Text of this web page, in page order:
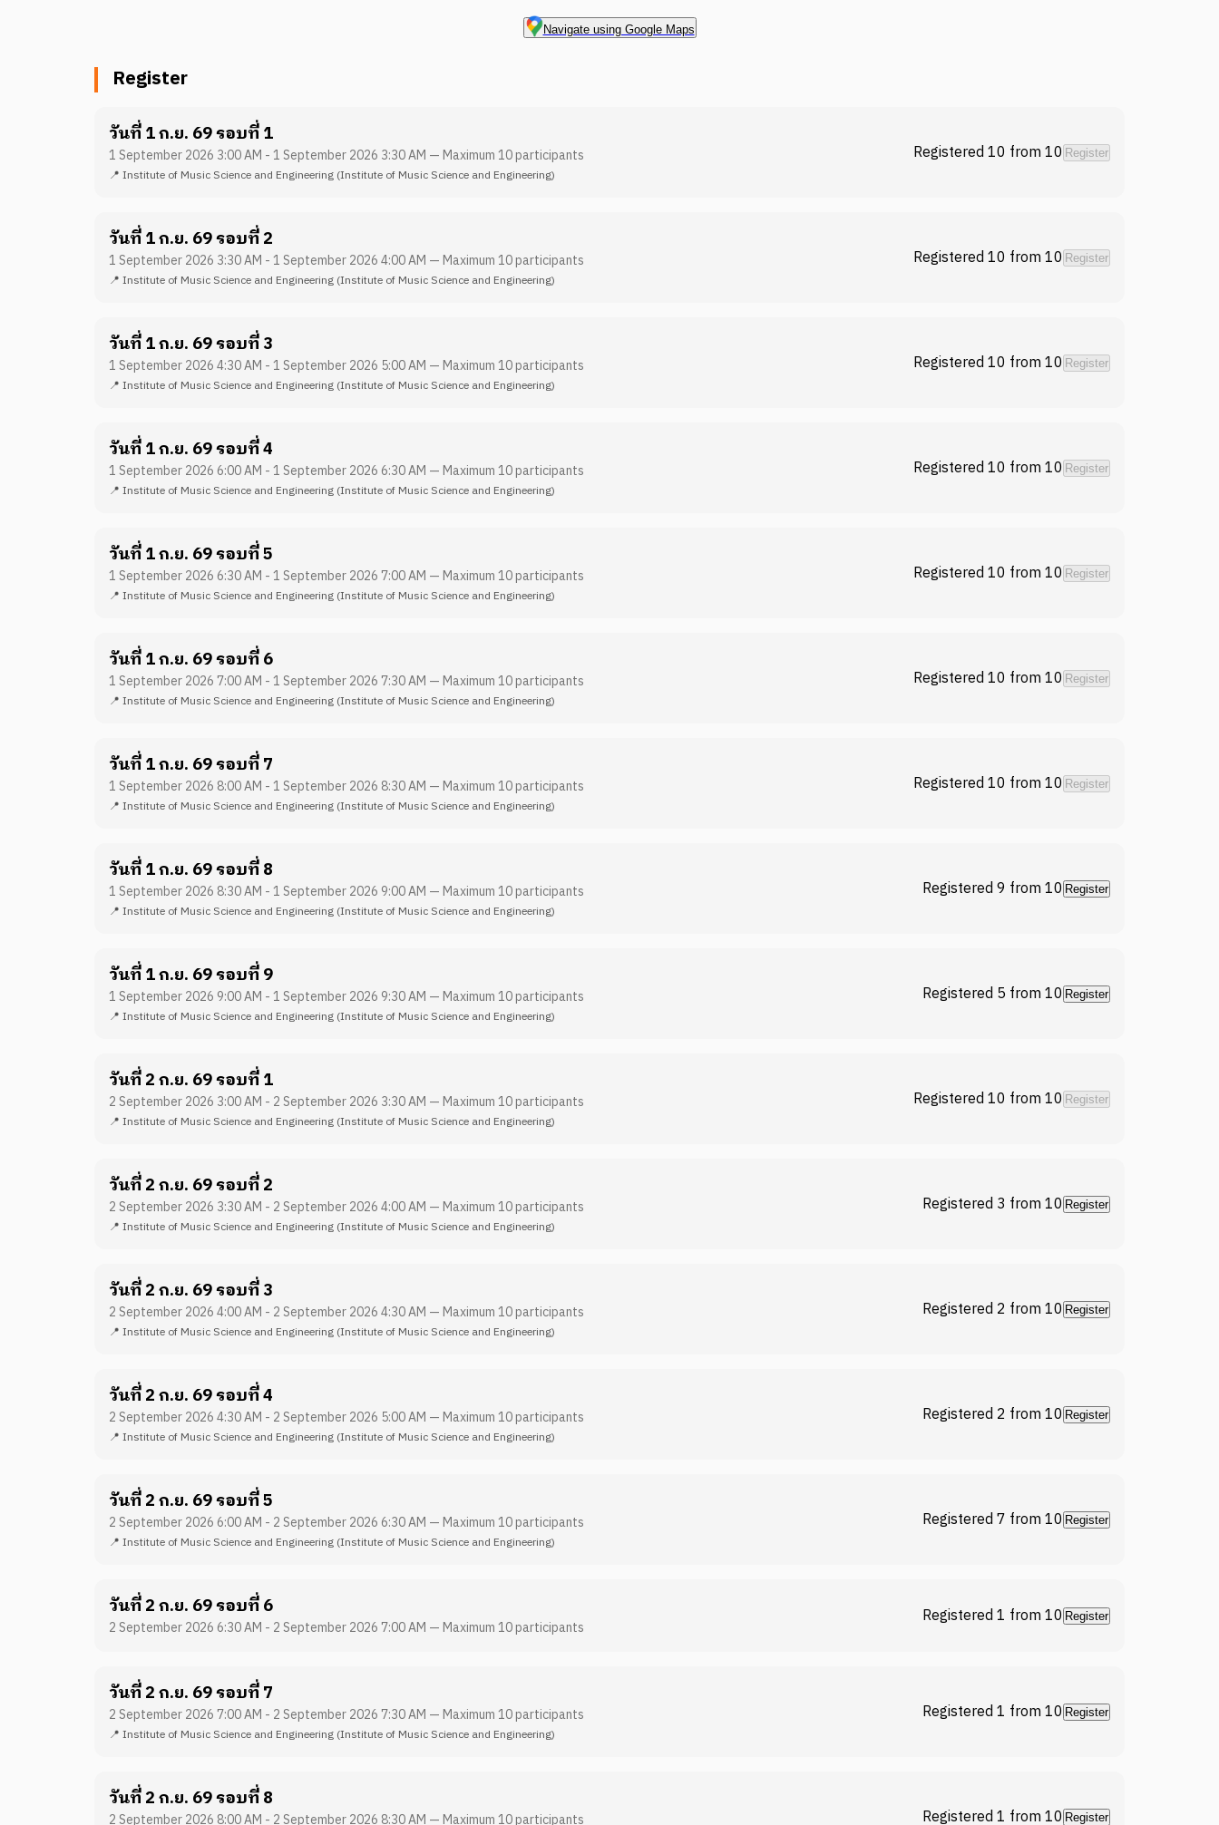
Navigate using Google Maps
Register
วันที่ 1 ก.ย. 69 รอบที่ 1
1 September 2026 3:00 AM - 1 September 2026 3:30 AM —Maximum 10 participants
📍 Institute of Music Science and Engineering (Institute of Music Science and Engineering)
Registered 10 from10 Register
วันที่ 1 ก.ย. 69 รอบที่ 2
1 September 2026 3:30 AM - 1 September 2026 4:00 AM —Maximum 10 participants
📍 Institute of Music Science and Engineering (Institute of Music Science and Engineering)
Registered 10 from10 Register
วันที่ 1 ก.ย. 69 รอบที่ 3
1 September 2026 4:30 AM - 1 September 2026 5:00 AM —Maximum 10 participants
📍 Institute of Music Science and Engineering (Institute of Music Science and Engineering)
Registered 10 from10 Register
วันที่ 1 ก.ย. 69 รอบที่ 4
1 September 2026 6:00 AM - 1 September 2026 6:30 AM —Maximum 10 participants
📍 Institute of Music Science and Engineering (Institute of Music Science and Engineering)
Registered 10 from10 Register
วันที่ 1 ก.ย. 69 รอบที่ 5
1 September 2026 6:30 AM - 1 September 2026 7:00 AM —Maximum 10 participants
📍 Institute of Music Science and Engineering (Institute of Music Science and Engineering)
Registered 10 from10 Register
วันที่ 1 ก.ย. 69 รอบที่ 6
1 September 2026 7:00 AM - 1 September 2026 7:30 AM —Maximum 10 participants
📍 Institute of Music Science and Engineering (Institute of Music Science and Engineering)
Registered 10 from10 Register
วันที่ 1 ก.ย. 69 รอบที่ 7
1 September 2026 8:00 AM - 1 September 2026 8:30 AM —Maximum 10 participants
📍 Institute of Music Science and Engineering (Institute of Music Science and Engineering)
Registered 10 from10 Register
วันที่ 1 ก.ย. 69 รอบที่ 8
1 September 2026 8:30 AM - 1 September 2026 9:00 AM —Maximum 10 participants
📍 Institute of Music Science and Engineering (Institute of Music Science and Engineering)
Registered 9 from10 Register
วันที่ 1 ก.ย. 69 รอบที่ 9
1 September 2026 9:00 AM - 1 September 2026 9:30 AM —Maximum 10 participants
📍 Institute of Music Science and Engineering (Institute of Music Science and Engineering)
Registered 5 from10 Register
วันที่ 2 ก.ย. 69 รอบที่ 1
2 September 2026 3:00 AM - 2 September 2026 3:30 AM —Maximum 10 participants
📍 Institute of Music Science and Engineering (Institute of Music Science and Engineering)
Registered 10 from10 Register
วันที่ 2 ก.ย. 69 รอบที่ 2
2 September 2026 3:30 AM - 2 September 2026 4:00 AM —Maximum 10 participants
📍 Institute of Music Science and Engineering (Institute of Music Science and Engineering)
Registered 3 from10 Register
วันที่ 2 ก.ย. 69 รอบที่ 3
2 September 2026 4:00 AM - 2 September 2026 4:30 AM —Maximum 10 participants
📍 Institute of Music Science and Engineering (Institute of Music Science and Engineering)
Registered 2 from10 Register
วันที่ 2 ก.ย. 69 รอบที่ 4
2 September 2026 4:30 AM - 2 September 2026 5:00 AM —Maximum 10 participants
📍 Institute of Music Science and Engineering (Institute of Music Science and Engineering)
Registered 2 from10 Register
วันที่ 2 ก.ย. 69 รอบที่ 5
2 September 2026 6:00 AM - 2 September 2026 6:30 AM —Maximum 10 participants
📍 Institute of Music Science and Engineering (Institute of Music Science and Engineering)
Registered 7 from10 Register
วันที่ 2 ก.ย. 69 รอบที่ 6
2 September 2026 6:30 AM - 2 September 2026 7:00 AM —Maximum 10 participants Registered 1 from10 Register
วันที่ 2 ก.ย. 69 รอบที่ 7
2 September 2026 7:00 AM - 2 September 2026 7:30 AM —Maximum 10 participants
📍 Institute of Music Science and Engineering (Institute of Music Science and Engineering)
Registered 1 from10 Register
วันที่ 2 ก.ย. 69 รอบที่ 8
2 September 2026 8:00 AM - 2 September 2026 8:30 AM —Maximum 10 participants Registered 1 from10 Register